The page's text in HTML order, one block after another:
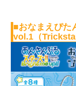
■おなまえぴた
vol.1（